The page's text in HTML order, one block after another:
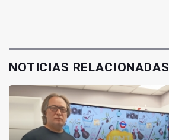
NOTICIAS RELACIONADAS